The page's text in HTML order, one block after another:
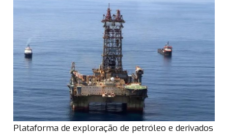
Plataforma de exploração de petróleo e derivados